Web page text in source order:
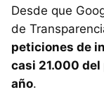
Desde que
de
peticiones de
casi 21.000
año.